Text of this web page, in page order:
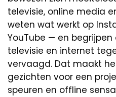
televisie, online media
weten wat werkt op
YouTube — en
televisie en internet
vervaagd. Dat maakt
gezichten voor een
speuren en offline